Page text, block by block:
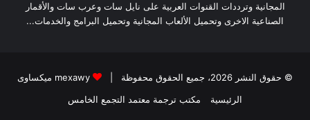
المجانية وترددات القنوات العربية على نايل سات وعرب سات والأقمار
الصناعية الاخرى وتحميل الألعاب المجانية وتحميل البرامج والخدمات...
© حقوق النشر 2026، جميع الحقوق محفوظة |
mexawy ميكساوى
الرئيسية
مكتب ترجمة معتمد التجمع الخامس